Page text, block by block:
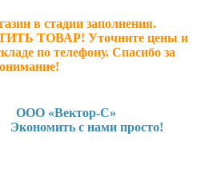
в стадии заполнения.
ТОВАР! Уточните цены и
по телефону. Спасибо за
«Вектор-С»
с нами просто!